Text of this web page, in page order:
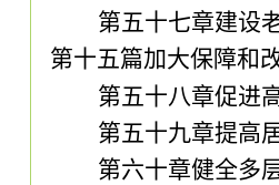
第五十七章建设
第十五篇加大保障和
第五十八章促进
第五十九章提高
第六十章健全多